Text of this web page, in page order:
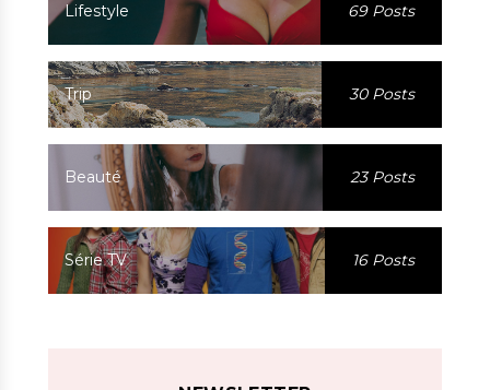
Lifestyle 69 Posts
Trip 30 Posts
Beauté 23 Posts
Série TV 16 Posts